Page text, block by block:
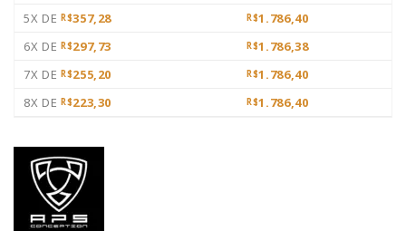
5X DE R$357,28 R$1.786,40
6X DE R$297,73 R$1.786,38
7X DE R$255,20 R$1.786,40
8X DE R$223,30 R$1.786,40